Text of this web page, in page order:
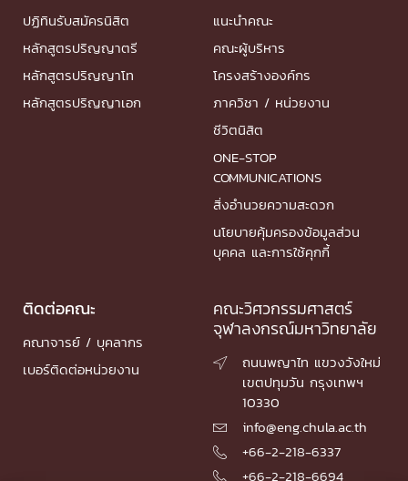
ปฏิทินรับสมัครนิสิต
หลักสูตรปริญญาตรี
หลักสูตรปริญญาโท
หลักสูตรปริญญาเอก
แนะนำคณะ
คณะผู้บริหาร
โครงสร้างองค์กร
ภาควิชา / หน่วยงาน
ชีวิตนิสิต
ONE-STOP
COMMUNICATIONS
สิ่งอำนวยความสะดวก
นโยบายคุ้มครองข้อมูลส่วน
บุคคล และการใช้คุกกี้
ติดต่อคณะ
คณาจารย์ / บุคลากร
เบอร์ติดต่อหน่วยงาน
คณะวิศวกรรมศาสตร์
จุฬาลงกรณ์มหาวิทยาลัย

ถนนพญาไท แขวงวังใหม่
เขตปทุมวัน กรุงเทพฯ
10330
 info@eng.chula.ac.th
 +66-2-218-6337
 +66-2-218-6694